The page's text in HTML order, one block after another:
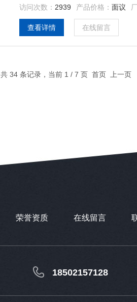
访问次数： 2939 产品价格： 面议
查看详情 在线留言
共 34 条记录，当前 1 / 7 页 首页 上一页
荣誉资质 在线留言
18502157128